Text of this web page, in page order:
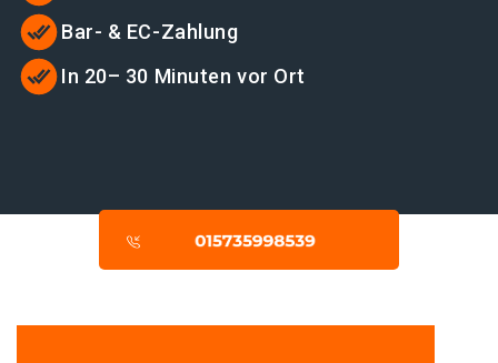
Bar- & EC-Zahlung
In 20– 30 Minuten vor Ort